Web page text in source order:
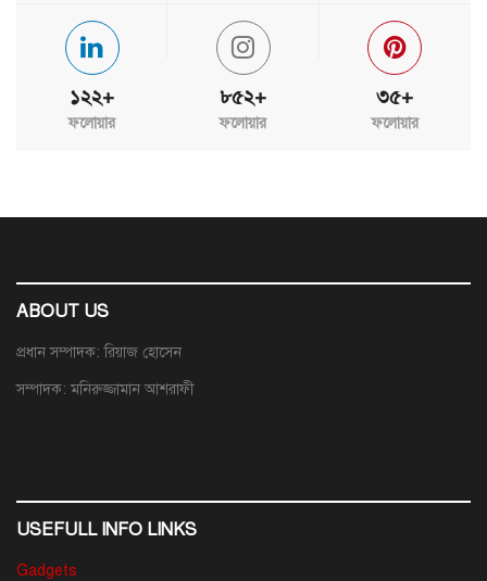
১২২+
ফলোয়ার
৮৫২+
ফলোয়ার
৩৫+
ফলোয়ার
ABOUT US
প্রধান সম্পাদক: রিয়াজ হোসেন
সম্পাদক: মনিরুজ্জামান আশরাফী
USEFULL INFO LINKS
Gadgets